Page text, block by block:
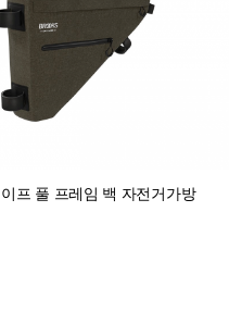
프 풀 프레임 백 자전거가방